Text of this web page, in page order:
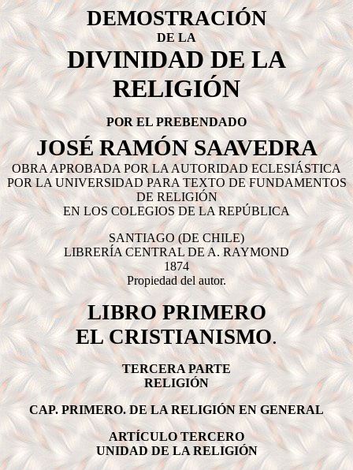
DEMOSTRACIÓN
DE LA
DIVINIDAD DE LA
RELIGIÓN
POR EL PREBENDADO
JOSÉ RAMÓN SAAVEDRA
OBRA APROBADA POR LA AUTORIDAD ECLESIÁSTICA
POR LA UNIVERSIDAD PARA TEXTO DE FUNDAMENTOS
DE RELIGIÓN
EN LOS COLEGIOS DE LA REPÚBLICA
SANTIAGO (DE CHILE)
LIBRERÍA CENTRAL DE A. RAYMOND
1874
Propiedad del autor.
LIBRO PRIMERO
EL CRISTIANISMO.
TERCERA PARTE
RELIGIÓN
CAP. PRIMERO. DE LA RELIGIÓN EN GENERAL
ARTÍCULO TERCERO
UNIDAD DE LA RELIGIÓN